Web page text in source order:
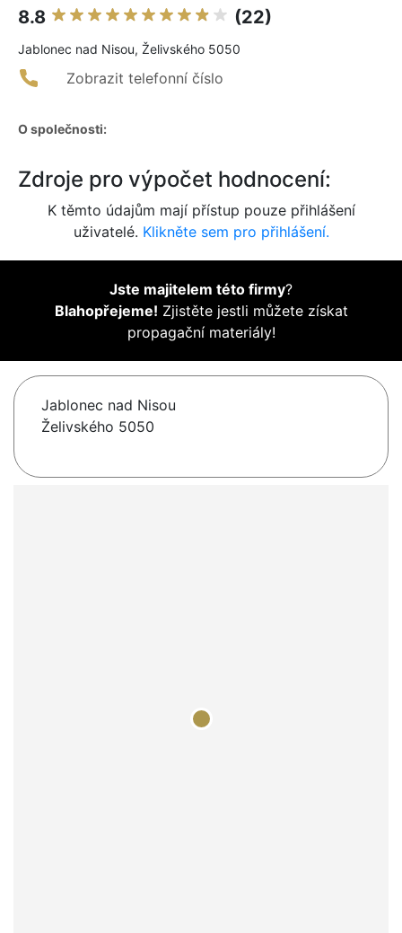
8.8 (22)
Jablonec nad Nisou, Želivského 5050
Zobrazit telefonní číslo
O společnosti:
Zdroje pro výpočet hodnocení:
K těmto údajům mají přístup pouze přihlášení
uživatelé. Klikněte sem pro přihlášení.
Jste majitelem této firmy?
Blahopřejeme! Zjistěte jestli můžete získat
propagační materiály!
Jablonec nad Nisou
Želivského 5050